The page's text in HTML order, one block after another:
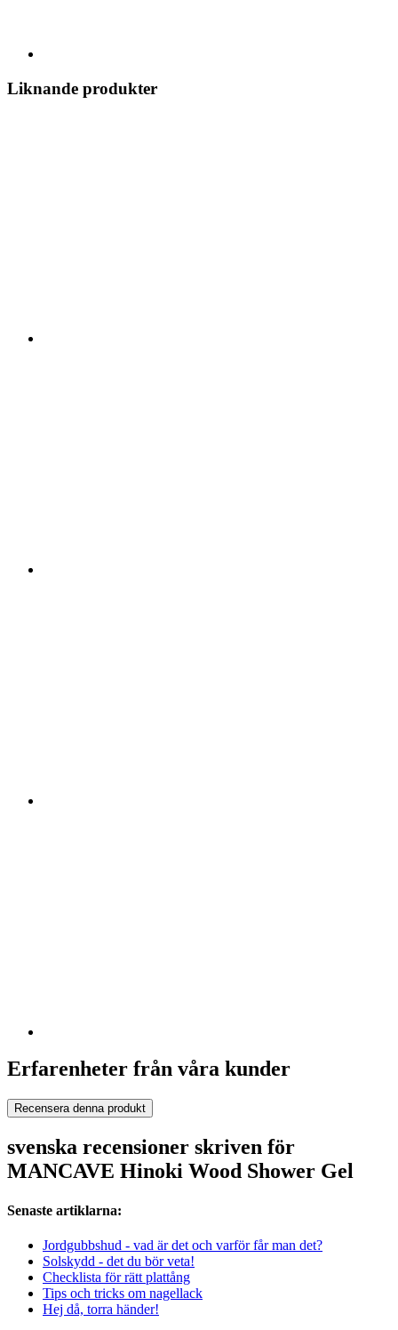
Liknande produkter
Erfarenheter från våra kunder
Recensera denna produkt
svenska recensioner skriven för
MANCAVE Hinoki Wood Shower Gel
Senaste artiklarna:
Jordgubbshud - vad är det och varför får man det?
Solskydd - det du bör veta!
Checklista för rätt plattång
Tips och tricks om nagellack
Hej då, torra händer!